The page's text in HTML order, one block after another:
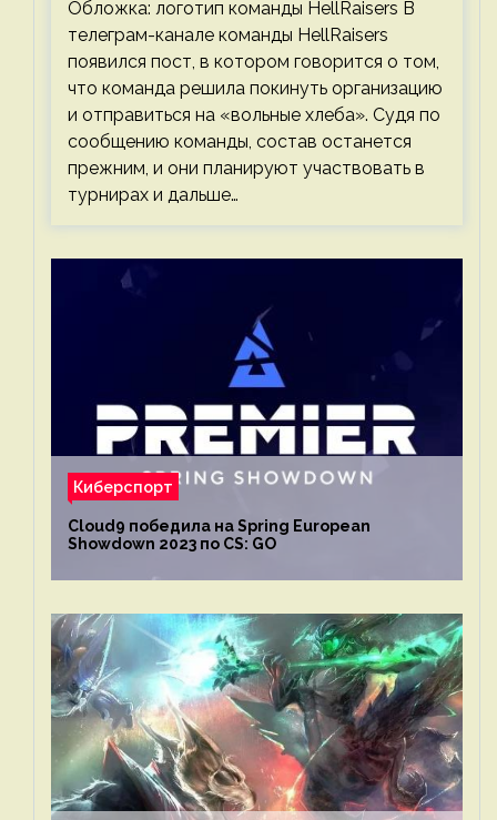
Обложка: логотип команды HellRaisers В
телеграм-канале команды HellRaisers
появился пост, в котором говорится о том,
что команда решила покинуть организацию
и отправиться на «вольные хлеба». Судя по
сообщению команды, состав останется
прежним, и они планируют участвовать в
турнирах и дальше…
Киберспорт
Cloud9 победила на Spring European
Showdown 2023 по CS: GO